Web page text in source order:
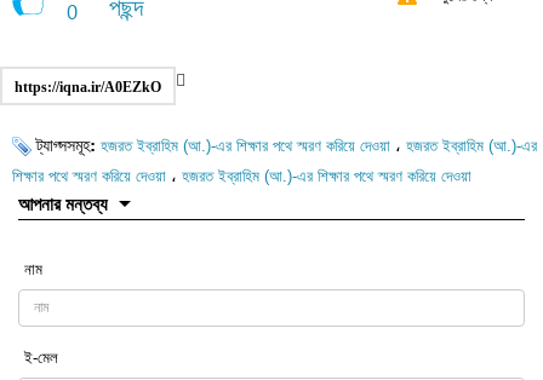
0 পছন্দ
https://iqna.ir/A0EZkO
ট্যাগ্সসমূহ: হজরত ইব্রাহিম (আ.)-এর শিক্ষার পথে স্মরণ করিয়ে দেওয়া ، হজরত ইব্রাহিম (আ.)-এর
শিক্ষার পথে স্মরণ করিয়ে দেওয়া ، হজরত ইব্রাহিম (আ.)-এর শিক্ষার পথে স্মরণ করিয়ে দেওয়া
আপনার মন্তব্য
নাম
ই-মেল